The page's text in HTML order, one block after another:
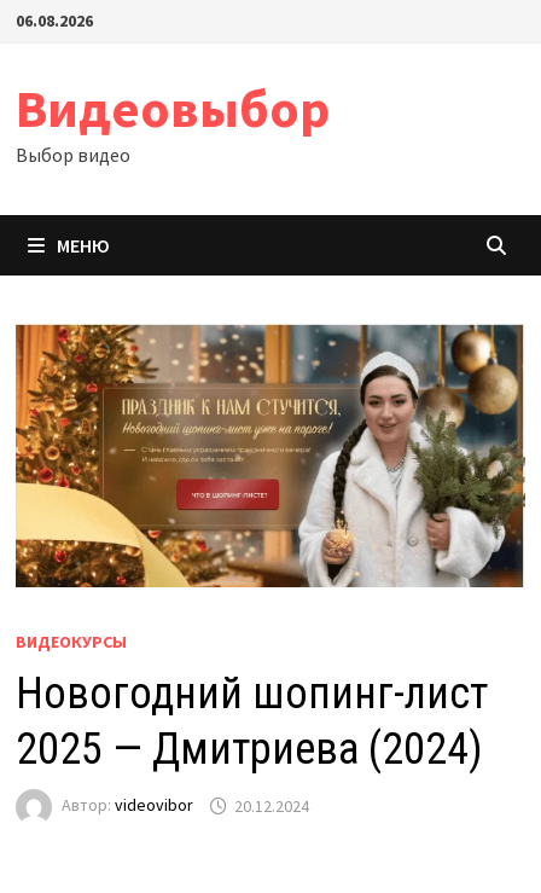
Перейти
06.08.2026
Видеовыбор
Выбор видео
МЕНЮ
ВИДЕОКУРСЫ
Новогодний шопинг-лист
2025 — Дмитриева (2024)
Автор: videovibor 20.12.2024